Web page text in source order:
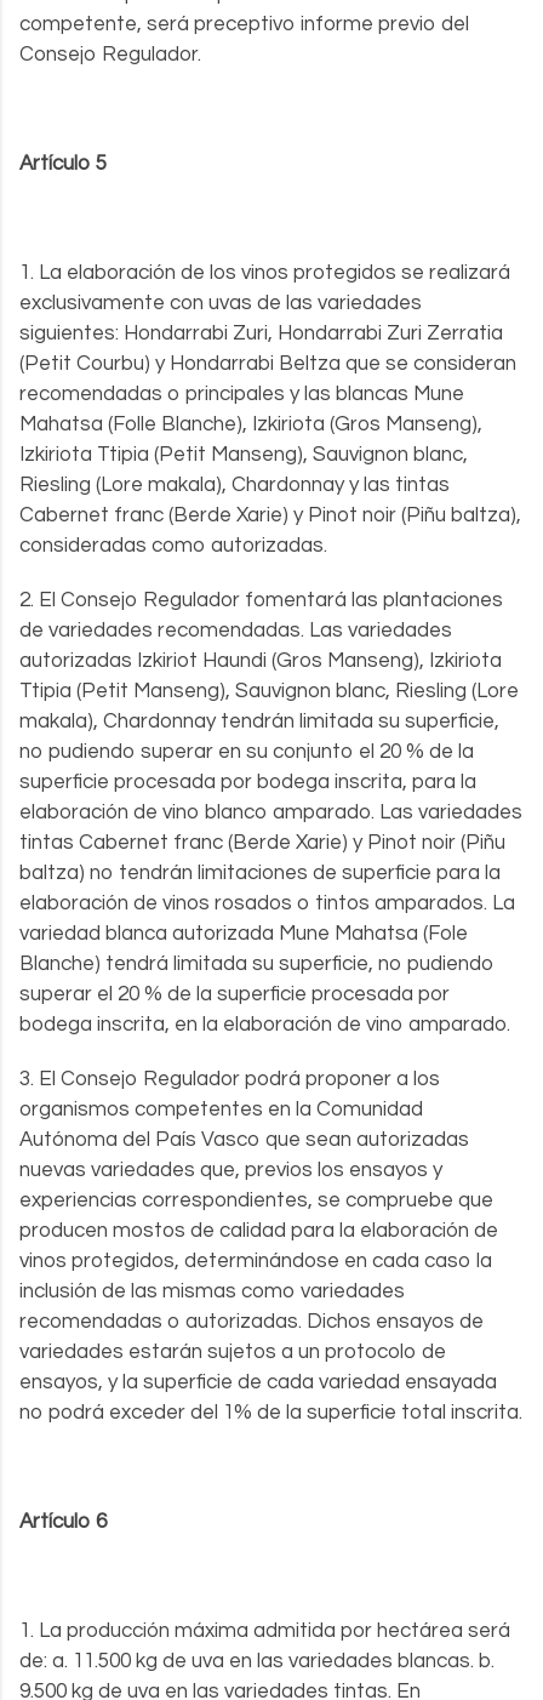
competente, será preceptivo informe previo del
Consejo Regulador.
Artículo 5
1. La elaboración de los vinos protegidos se realizará
exclusivamente con uvas de las variedades
siguientes: Hondarrabi Zuri, Hondarrabi Zuri Zerratia
(Petit Courbu) y Hondarrabi Beltza que se consideran
recomendadas o principales y las blancas Mune
Mahatsa (Folle Blanche), Izkiriota (Gros Manseng),
Izkiriota Ttipia (Petit Manseng), Sauvignon blanc,
Riesling (Lore makala), Chardonnay y las tintas
Cabernet franc (Berde Xarie) y Pinot noir (Piñu baltza),
consideradas como autorizadas.
2. El Consejo Regulador fomentará las plantaciones
de variedades recomendadas. Las variedades
autorizadas Izkiriot Haundi (Gros Manseng), Izkiriota
Ttipia (Petit Manseng), Sauvignon blanc, Riesling (Lore
makala), Chardonnay tendrán limitada su superficie,
no pudiendo superar en su conjunto el 20 % de la
superficie procesada por bodega inscrita, para la
elaboración de vino blanco amparado. Las variedades
tintas Cabernet franc (Berde Xarie) y Pinot noir (Piñu
baltza) no tendrán limitaciones de superficie para la
elaboración de vinos rosados o tintos amparados. La
variedad blanca autorizada Mune Mahatsa (Fole
Blanche) tendrá limitada su superficie, no pudiendo
superar el 20 % de la superficie procesada por
bodega inscrita, en la elaboración de vino amparado.
3. El Consejo Regulador podrá proponer a los
organismos competentes en la Comunidad
Autónoma del País Vasco que sean autorizadas
nuevas variedades que, previos los ensayos y
experiencias correspondientes, se compruebe que
producen mostos de calidad para la elaboración de
vinos protegidos, determinándose en cada caso la
inclusión de las mismas como variedades
recomendadas o autorizadas. Dichos ensayos de
variedades estarán sujetos a un protocolo de
ensayos, y la superficie de cada variedad ensayada
no podrá exceder del 1% de la superficie total inscrita.
Artículo 6
1. La producción máxima admitida por hectárea será
de: a. 11.500 kg de uva en las variedades blancas. b.
9.500 kg de uva en las variedades tintas. En